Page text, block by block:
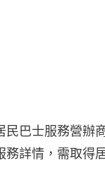
巴士服務營辦
詳情，需取得